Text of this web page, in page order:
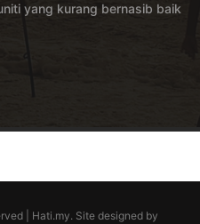
yang kurang bernasib baik
| Hati.my. Site designed by